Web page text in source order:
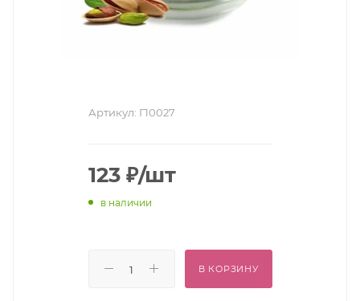
Артикул: Г10027
123₽/шт
в наличии
В КОРЗИНУ